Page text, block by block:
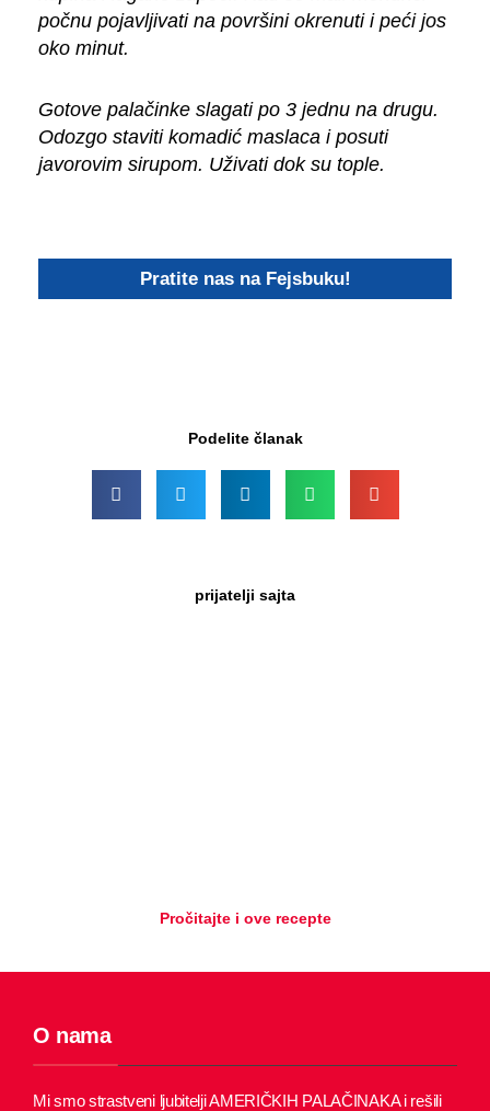
počnu pojavljivati na površini okrenuti i peći jos
oko minut.
Gotove palačinke slagati po 3 jednu na drugu.
Odozgo staviti komadić maslaca i posuti
javorovim sirupom. Uživati dok su tople.
Pratite nas na Fejsbuku!
Podelite članak
prijatelji sajta
Pročitajte i ove recepte
O nama
Mi smo strastveni ljubitelji AMERIČKIH PALAČINAKA i rešili